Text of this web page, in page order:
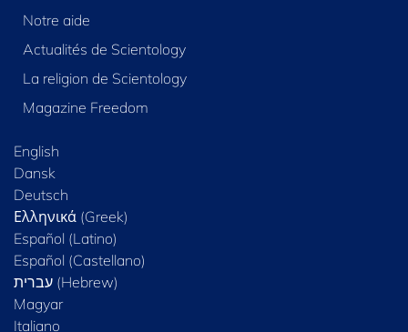
Notre aide
Actualités de Scientology
La religion de Scientology
Magazine Freedom
English
Dansk
Deutsch
Ελληνικά (Greek)
Español (Latino)
Español (Castellano)
Magyar
Italiano